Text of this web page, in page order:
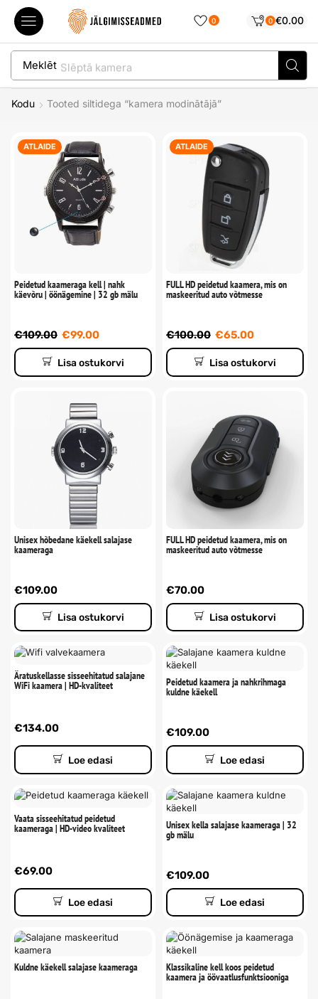
0 0 €0.00
Meklēt Slēptā kamera
Kodu Tooted siltidega “kamera modinātājā”
ATLAIDE
Peidetud kaameraga kell | nahk
käevõru | öönägemine | 32 gb mälu
€109.00 €99.00
Lisa ostukorvi
ATLAIDE
FULL HD peidetud kaamera, mis on
maskeeritud auto võtmesse
€100.00 €65.00
Lisa ostukorvi
Unisex hõbedane käekell salajase
kaameraga
€109.00
Lisa ostukorvi
FULL HD peidetud kaamera, mis on
maskeeritud auto võtmesse
€70.00
Lisa ostukorvi
Äratuskellasse sisseehitatud salajane
WiFi kaamera | HD-kvaliteet
€134.00
Loe edasi
Peidetud kaamera ja nahkrihmaga
kuldne käekell
€109.00
Loe edasi
Vaata sisseehitatud peidetud
kaameraga | HD-video kvaliteet
€69.00
Loe edasi
Unisex kella salajase kaameraga | 32
gb mälu
€109.00
Loe edasi
Kuldne käekell salajase kaameraga Klassikaline kell koos peidetud
kaamera ja öövaatlusfunktsiooniga